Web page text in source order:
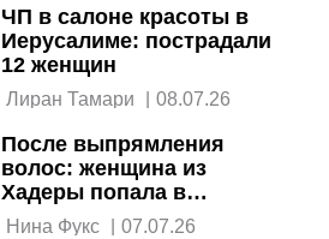
ЧП в салоне красоты в
Иерусалиме: пострадали
12 женщин
08.07.26
После выпрямления
волос: женщина из
Хадеры попала в
реанимацию
Нина Фукс | 07.07.26